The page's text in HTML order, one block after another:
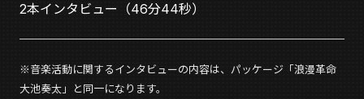
2本インタビュー（46分44秒）
※音楽活動に関するインタビューの内容は、パッケージ「浪漫革命
大池奏太」と同一になります。